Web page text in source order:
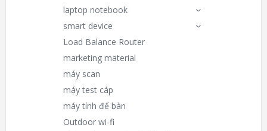
laptop notebook
smart device
Load Balance Router
marketing material
máy scan
máy test cáp
máy tính để bàn
Outdoor wi-fi